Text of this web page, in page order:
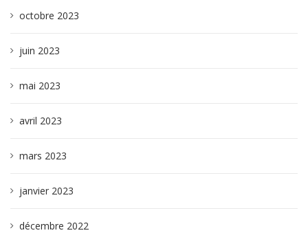
octobre 2023
juin 2023
mai 2023
avril 2023
mars 2023
janvier 2023
décembre 2022